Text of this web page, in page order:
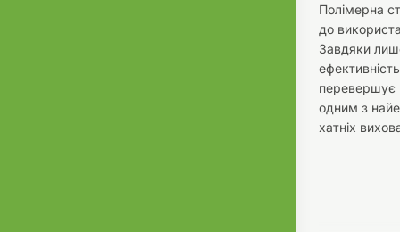
Полімерна
до
Завдяки
перевершує
одним з
хатніх